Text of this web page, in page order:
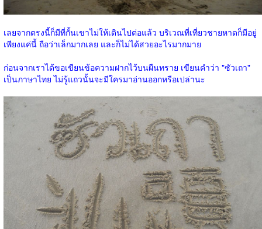
เลยจากตรงนี้ก็มีที่กั้นเขาไม่ให้เดินไปต่อแล้ว บริเวณที่เที่ยวชายหาดก็มีอยู่
เพียงแค่นี้ ถือว่าเล็กมากเลย และก็ไม่ได้สวยอะไรมากมาย
ก่อนจากเราได้ขอเขียนข้อความฝากไว้บนผืนทราย เขียนคำว่า "ซัวเถา"
เป็นภาษาไทย ไม่รู้แถวนั้นจะมีใครมาอ่านออกหรือเปล่านะ